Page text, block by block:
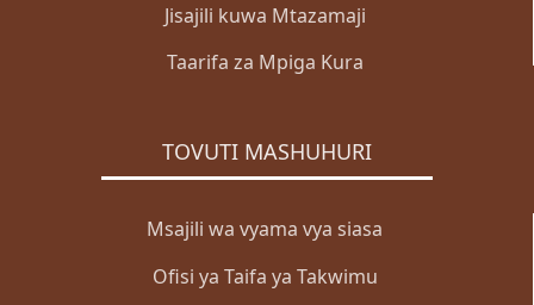
Jisajili kuwa Mtazamaji
Taarifa za Mpiga Kura
TOVUTI MASHUHURI
Msajili wa vyama vya siasa
Ofisi ya Taifa ya Takwimu